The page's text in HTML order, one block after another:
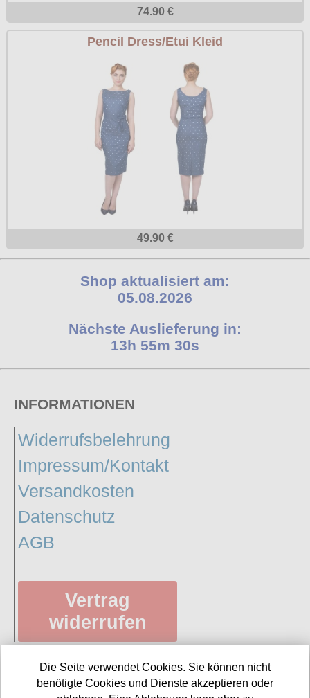
74.90 €
Pencil Dress/Etui Kleid
49.90 €
Shop aktualisiert am:
05.08.2026
Nächste Auslieferung in:
13h 55m 29s
INFORMATIONEN
Widerrufsbelehrung
Impressum/Kontakt
Versandkosten
Datenschutz
AGB
Vertrag
widerrufen
SERVICE
Die Seite verwendet Cookies. Sie können nicht
benötigte Cookies und Dienste akzeptieren oder